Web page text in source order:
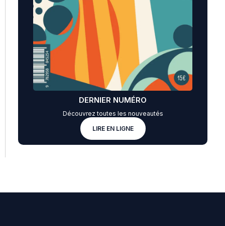
DERNIER NUMÉRO
Découvrez toutes les nouveautés
LIRE EN LIGNE